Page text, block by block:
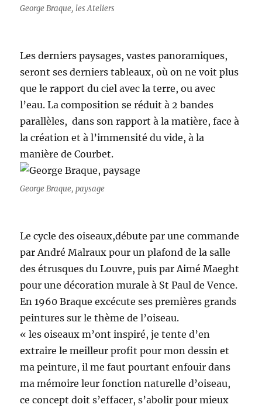
George Braque, les Ateliers
Les derniers paysages, vastes panoramiques,
seront ses derniers tableaux, où on ne voit plus
que le rapport du ciel avec la terre, ou avec
l’eau. La composition se réduit à 2 bandes
parallèles, dans son rapport à la matière, face à
la création et à l’immensité du vide, à la
manière de Courbet.
George Braque, paysage
Le cycle des oiseaux,débute par une commande
par André Malraux pour un plafond de la salle
des étrusques du Louvre, puis par Aimé Maeght
pour une décoration murale à St Paul de Vence.
En 1960 Braque excécute ses premières grands
peintures sur le thème de l’oiseau.
« les oiseaux m’ont inspiré, je tente d’en
extraire le meilleur profit pour mon dessin et
ma peinture, il me faut pourtant enfouir dans
ma mémoire leur fonction naturelle d’oiseau,
ce concept doit s’effacer, s’abolir pour mieux